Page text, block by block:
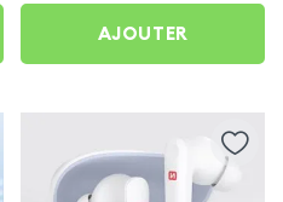
AJOUTER